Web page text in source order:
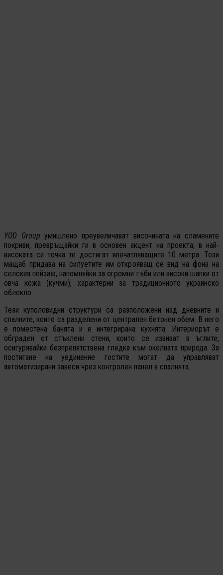
YOD Group умишлено преувеличават височината на сламените
покриви, превръщайки ги в основен акцент на проекта; в най-
високата си точка те достигат впечатляващите 10 метра. Този
мащаб придава на силуетите им открояващ се вид на фона на
селския пейзаж, напомняйки за огромни гъби или високи шапки от
овча кожа (кучми), характерни за традиционното украинско
облекло.
Тези куполовидни структури са разположени над дневните и
спалните, които са разделени от централен бетонен обем. В него
е поместена банята и е интегрирана кухнята. Интериорът е
обграден от стъклени стени, които се извиват в ъглите,
осигурявайки безпрепятствена гледка към околната природа. За
постигане на уединение гостите могат да управляват
автоматизирани завеси чрез контролен панел в спалнята.